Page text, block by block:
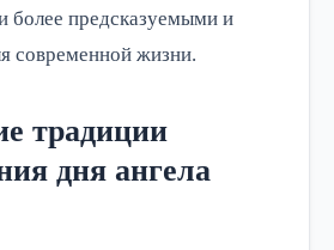
более предсказуемыми и
современной жизни.
традиции
дня ангела